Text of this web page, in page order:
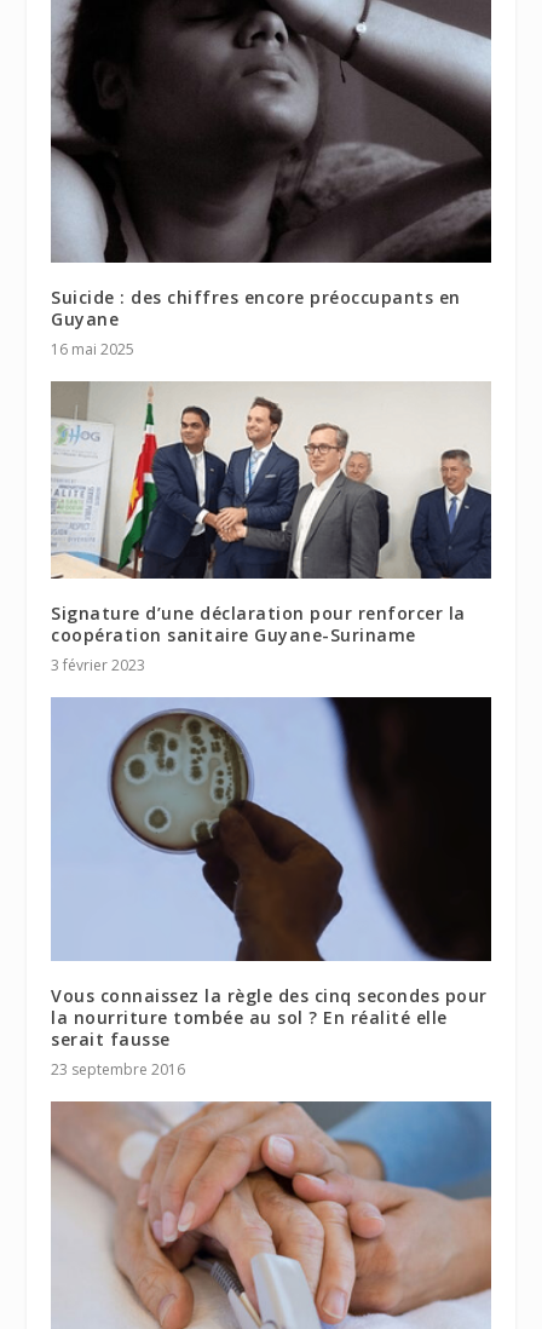
Suicide : des chiffres encore préoccupants en
Guyane
16 mai 2025
Signature d’une déclaration pour renforcer la
coopération sanitaire Guyane-Suriname
3 février 2023
Vous connaissez la règle des cinq secondes pour
la nourriture tombée au sol ? En réalité elle
serait fausse
23 septembre 2016